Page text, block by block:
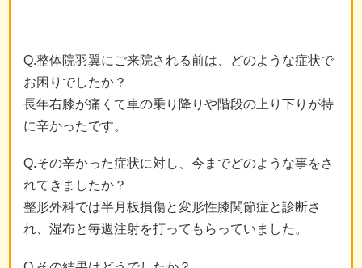
Q.その辛かった症状に対し、今までどのような事をさ
れてきましたか？
整形外科では半月板損傷と変形性膝関節症と診断さ
Q.その結果はどうでしたか？
注射を打った時は軽くなりますがすぐに痛くなり、だ
んだん悪くなる感じでした。